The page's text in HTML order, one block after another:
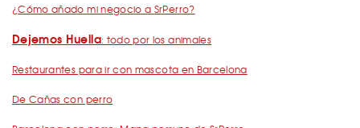
¿Cómo añado mi negocio a SrPerro?
Dejemos Huella: todo por los animales
Restaurantes para ir con mascota en Barcelona
De Cañas con perro